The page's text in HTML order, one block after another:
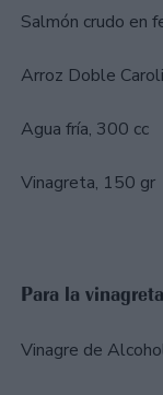
Salmón crudo en
Arroz Doble
Agua fría, 300 cc
Vinagreta, 150 gr
Para la vinagreta
Vinagre de